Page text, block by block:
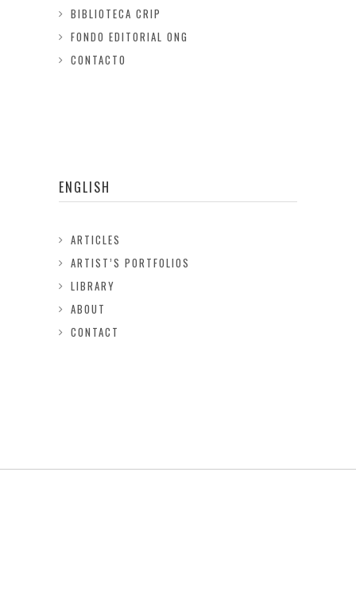
BIBLIOTECA CRIP
FONDO EDITORIAL ONG
CONTACTO
ENGLISH
ARTICLES
ARTIST’S PORTFOLIOS
LIBRARY
ABOUT
CONTACT